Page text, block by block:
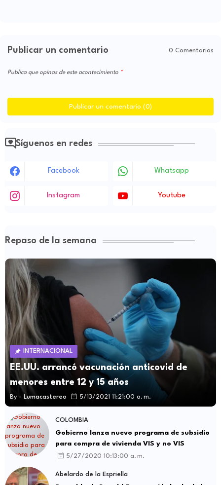
Publicar un comentario 0 Comentarios
Publica que opinas de este acontecimiento
Publicar un comentario (0)
Síguenos en redes
Facebook Whatsapp
Instagram Youtube
Repaso de la semana
INTERNACIONAL
EE.UU. arrancó vacunación anticovid de
menores entre 12 y 15 años
By - Lumacastereo 5/13/2021 11:21:00 a. m.
COLOMBIA
Gobierno lanza nuevo programa de subsidio
para compra de vivienda VIS y no VIS
5/27/2020 10:13:00 a. m.
Abelardo de la Espriella